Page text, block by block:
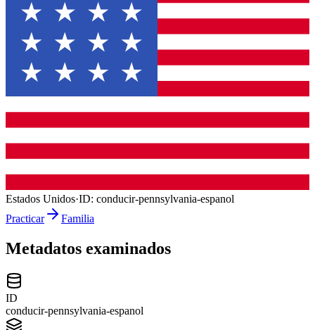
Estados Unidos·ID: conducir-pennsylvania-espanol
Practicar
Familia
Metadatos examinados
ID
conducir-pennsylvania-espanol